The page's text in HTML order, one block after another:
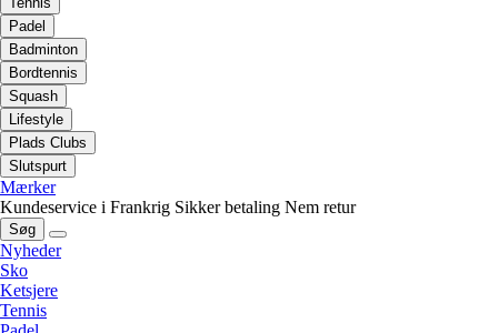
Padel
Badminton
Bordtennis
Squash
Lifestyle
Plads Clubs
Slutspurt
Mærker
Kundeservice i Frankrig Sikker betaling Nem retur
Søg
Nyheder
Sko
Ketsjere
Tennis